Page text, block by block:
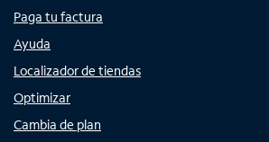
Paga tu factura
Ayuda
Localizador de tiendas
Optimizar
Cambia de plan